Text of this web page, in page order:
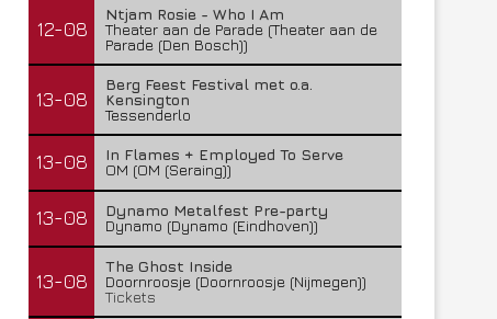
12-08
Ntjam Rosie - Who I Am
Theater aan de Parade (Theater aan de
Parade (Den Bosch))
13-08
Berg Feest Festival met o.a.
Kensington
Tessenderlo
13-08
In Flames + Employed To Serve
OM (OM (Seraing))
13-08
Dynamo Metalfest Pre-party
Dynamo (Dynamo (Eindhoven))
13-08
The Ghost Inside
Doornroosje (Doornroosje (Nijmegen))
Tickets